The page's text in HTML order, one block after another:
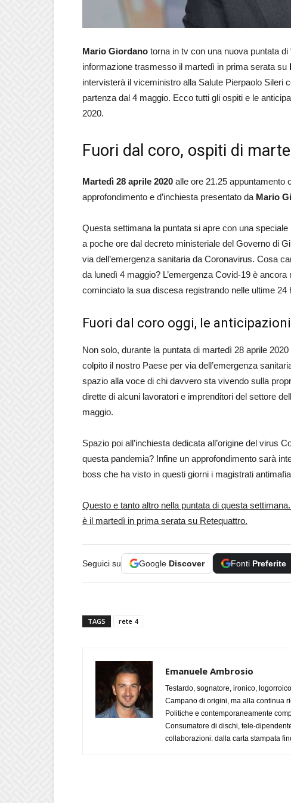
Mario Giordano torna in tv con una nuova puntata di
informazione trasmesso il martedì in prima serata su
intervisterà il viceministro alla Salute Pierpaolo Sileri
partenza dal 4 maggio. Ecco tutti gli ospiti e le
2020.
Fuori dal coro, ospiti di
Martedì 28 aprile 2020 alle ore 21.25 appuntamento
approfondimento e d’inchiesta presentato da Mario
Questa settimana la puntata si apre con una
a poche ore dal decreto ministeriale del Governo di
via dell’emergenza sanitaria da Coronavirus. Cosa
da lunedì 4 maggio? L’emergenza Covid-19 è
cominciato la sua discesa registrando nelle ultime
Fuori dal coro oggi, le
Non solo, durante la puntata di martedì 28 aprile
colpito il nostro Paese per via dell’emergenza
spazio alla voce di chi davvero sta vivendo sulla
dirette di alcuni lavoratori e imprenditori del settore
maggio.
Spazio poi all’inchiesta dedicata all’origine del virus
questa pandemia? Infine un approfondimento sarà
boss che ha visto in questi giorni i magistrati
Questo e tanto altro nella puntata di questa
è il martedì in prima serata su Retequattro.
Seguici su Google Discover Fonti Preferite
TAGS rete 4
Emanuele Ambrosio
Testardo, sognatore, ironico,
Campano di origini, ma alla continua
Politiche e contemporaneamente
Consumatore di dischi, tele-
collaborazioni: dalla carta stampata